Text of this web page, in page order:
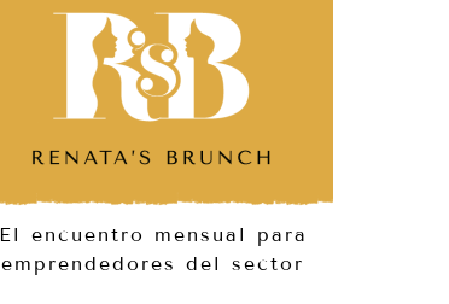
El encuentro mensual para
emprendedores del sector